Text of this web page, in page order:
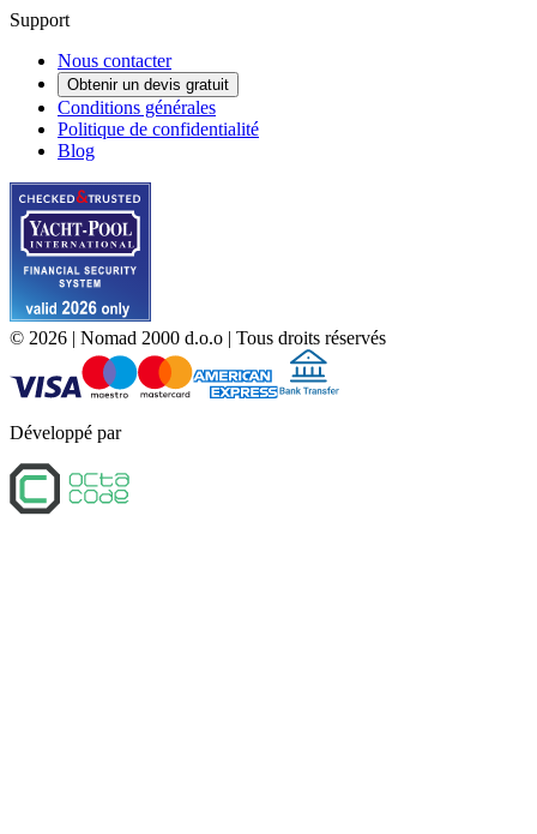
Support
Nous contacter
Obtenir un devis gratuit
Conditions générales
Politique de confidentialité
Blog
© 2026 | Nomad 2000 d.o.o | Tous droits réservés
Développé par